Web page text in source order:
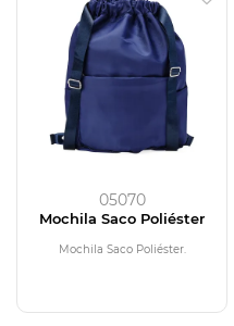
05070
Mochila Saco Poliéster
Mochila Saco Poliéster.